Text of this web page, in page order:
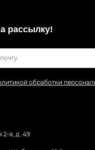
рассылкy!
обработки
2-я, д. 49